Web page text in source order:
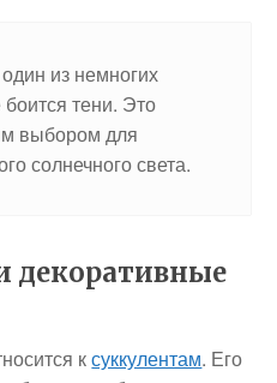
из немногих
боится тени. Это
выбором для
солнечного света.
декоративные
ксуккулентам. Его